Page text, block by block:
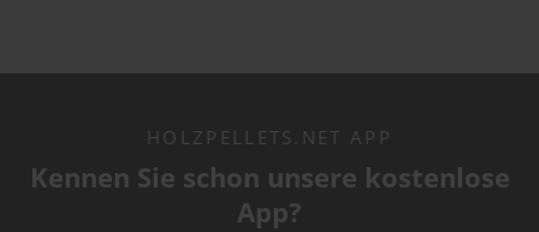
HOLZPELLETS.NET APP
Kennen Sie schon unsere kostenlose
App?